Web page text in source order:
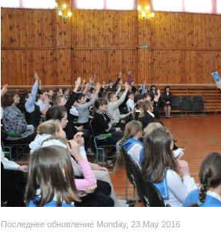
Последнее обновление Monday, 23 May 2016